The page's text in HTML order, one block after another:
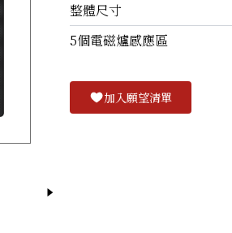
整體尺寸
5個電磁爐感應區
加入願望清單